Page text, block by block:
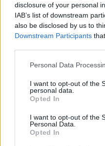
disclosure of your personal
IAB’s list of downstream
also be disclosed by us to
Downstream Participants
Personal Data
I want to opt-out of the
personal data.
Opted In
I want to opt-out of the
Personal Data.
Opted In